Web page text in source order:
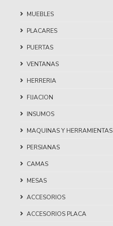
MUEBLES
PLACARES
PUERTAS
VENTANAS
HERRERIA
FIJACION
INSUMOS
MAQUINAS Y HERRAMIENTAS
PERSIANAS
CAMAS
MESAS
ACCESORIOS
ACCESORIOS PLACA